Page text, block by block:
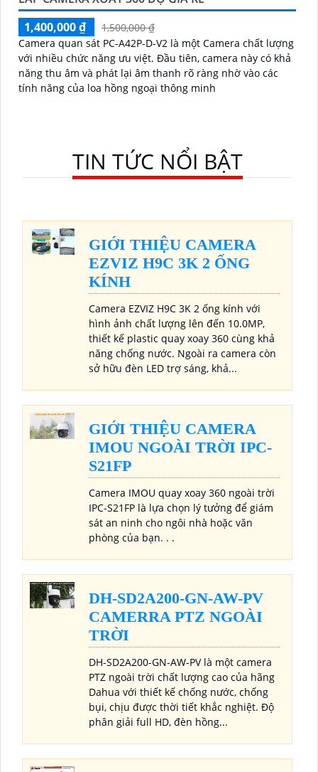
1,400,000 ₫
1,500,000 ₫
Camera quan sát PC-A42P-D-V2 là một Camera chất lượng
với nhiều chức năng ưu việt. Đầu tiên, camera này có khả
năng thu âm và phát lại âm thanh rõ ràng nhờ vào các
tính năng của loa hồng ngoại thông minh
TIN TỨC NỔI BẬT
GIỚI THIỆU CAMERA
EZVIZ H9C 3K 2 ỐNG
KÍNH
Camera EZVIZ H9C 3K 2 ống kính với
hình ảnh chất lượng lên đến 10.0MP,
thiết kế plastic quay xoay 360 cùng khả
năng chống nước. Ngoài ra camera còn
sở hữu đèn LED trợ sáng, khả...
GIỚI THIỆU CAMERA
IMOU NGOÀI TRỜI IPC-
S21FP
Camera IMOU quay xoay 360 ngoài trời
IPC-S21FP là lựa chọn lý tưởng để giám
sát an ninh cho ngôi nhà hoặc văn
phòng của bạn. . .
DH-SD2A200-GN-AW-PV
CAMERRA PTZ NGOÀI
TRỜI
DH-SD2A200-GN-AW-PV là một camera
PTZ ngoài trời chất lượng cao của hãng
Dahua với thiết kế chống nước, chống
bụi, chịu được thời tiết khắc nghiệt. Độ
phân giải full HD, đèn hồng...